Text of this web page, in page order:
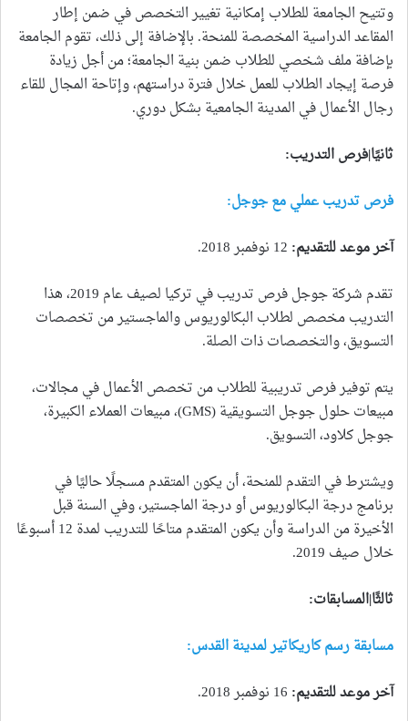
وتتيح الجامعة للطلاب إمكانية تغيير التخصص في ضمن إطار
المقاعد الدراسية المخصصة للمنحة. بالإضافة إلى ذلك، تقوم الجامعة
بإضافة ملف شخصي للطلاب ضمن بنية الجامعة؛ من أجل زيادة
فرصة إيجاد الطلاب للعمل خلال فترة دراستهم، وإتاحة المجال للقاء
رجال الأعمال في المدينة الجامعية بشكل دوري.
ثانيًا|فرص التدريب:
فرص تدريب عملي مع جوجل:
آخر موعد للتقديم:
تقدم شركة جوجل فرص تدريب في تركيا لصيف عام 2019، هذا
التدريب مخصص لطلاب البكالوريوس والماجستير من تخصصات
التسويق، والتخصصات ذات الصلة.
يتم توفير فرص تدريبية للطلاب من تخصص الأعمال في مجالات،
مبيعات حلول جوجل التسويقية (GMS)، مبيعات العملاء الكبيرة،
جوجل كلاود، التسويق.
ويشترط في التقدم للمنحة، أن يكون المتقدم مسجلًا حاليًا في
برنامج درجة البكالوريوس أو درجة الماجستير، وفي السنة قبل
الأخيرة من الدراسة وأن يكون المتقدم متاحًا للتدريب لمدة 12 أسبوعًا
خلال صيف 2019.
ثالثًا|المسابقات:
مسابقة رسم كاريكاتير لمدينة القدس:
آخر موعد للتقديم: